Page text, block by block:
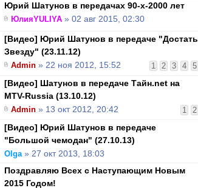
Юрий Шатунов в передачах 90-х-2000 лет
ЮлияYULIYA » 02 авг 2015, 02:30
[Видео] Юрий Шатунов в передаче "Достать
Звезду" (23.11.12)
1 2 3 4 5
Admin » 22 ноя 2012, 15:52
[Видео] Шатунов в передаче Тайн.net на
MTV-Russia (13.10.12)
1 2
Admin » 13 окт 2012, 20:42
[Видео] Юрий Шатунов в передаче
"Большой чемодан" (27.10.13)
Olga» 27 окт 2013, 18:03
Поздравляю Всех с Наступающим Новым
2015 Годом!